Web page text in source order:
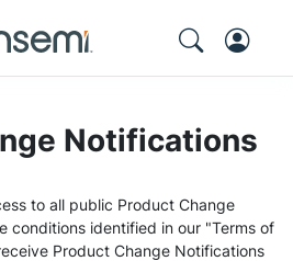
Notifications
to all public Product Change
conditions identified in our "Terms of
Product Change Notifications